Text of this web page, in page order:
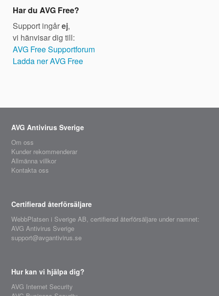
Har du AVG Free?
Support ingårej,
vi hänvisar dig till:
AVG Free Supportforum
Ladda ner AVG Free
AVG Antivirus Sverige
Om oss
Kunder rekommenderar
Allmänna villkor
Kontakta oss
Certifierad återförsäljare
WebbPlatsen i Sverige AB, certifierad återförsäljareunder namnet:
AVG Antivirus Sverige
support@avgantivirus.se
Hur kan vi hjälpa dig?
AVG Internet Security